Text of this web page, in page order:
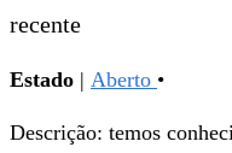
recente
Estado | Aberto •
Descrição: temos